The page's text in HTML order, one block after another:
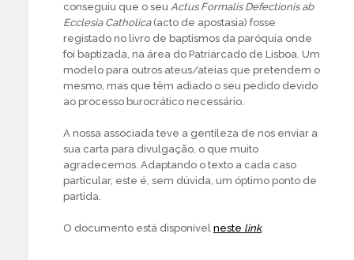
conseguiu que o seu Actus Formalis Defectionis ab
Ecclesia Catholica(acto de apostasia) fosse
registado no livro de baptismos da paróquia onde
foi baptizada, na área do Patriarcado de Lisboa. Um
modelo para outros ateus/ateias que pretendem o
mesmo, mas que têm adiado o seu pedido devido
ao processo burocrático necessário.
A nossa associada teve a gentileza de nos enviar a
sua carta para divulgação, o que muito
agradecemos. Adaptando o texto a cada caso
particular, este é, sem dúvida, um óptimo ponto de
partida.
O documento está disponível neste link.